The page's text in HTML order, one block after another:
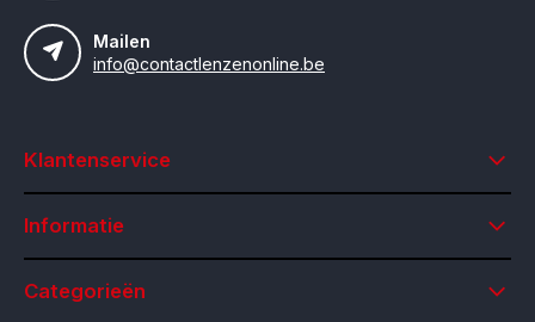
Mailen
info@contactlenzenonline.be
Klantenservice
Informatie
Categorieën